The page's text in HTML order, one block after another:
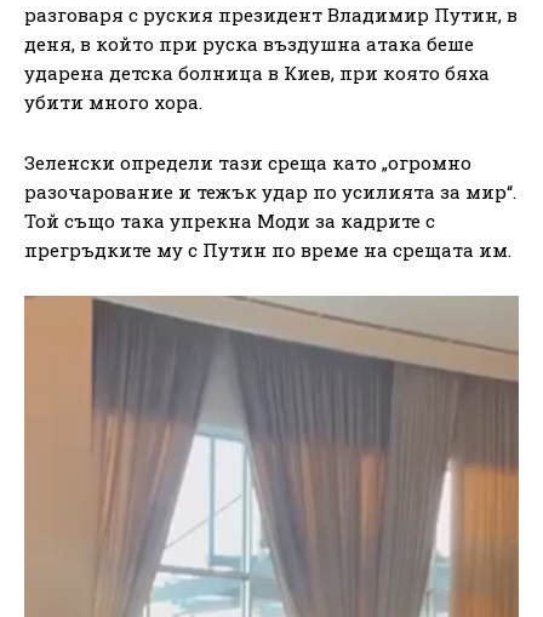
разговаря с руския президент Владимир Путин, в
деня, в който при руска въздушна атака беше
ударена детска болница в Киев, при която бяха
убити много хора.
Зеленски определи тази среща като „огромно
разочарование и тежък удар по усилията за мир“.
Той също така упрекна Моди за кадрите с
прегръдките му с Путин по време на срещата им.